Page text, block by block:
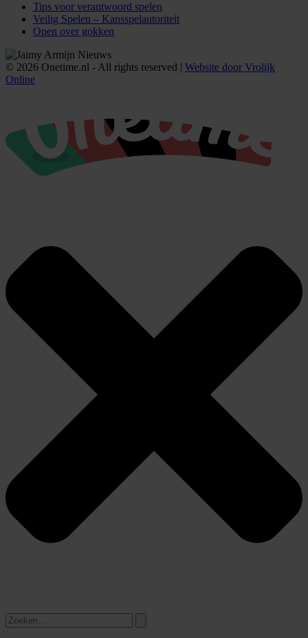
Tips voor verantwoord spelen
Veilig Spelen – Kansspelautoriteit
Open over gokken
© 2026 Onetime.nl - All rights reserved | Website door Vrolijk
Online